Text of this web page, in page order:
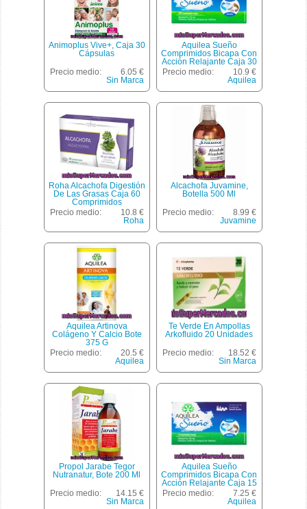
Animoplus Vive+, Caja 30
Cápsulas
Precio medio:
6.05 €
Sin Marca
Aquilea Sueño
Comprimidos Bicapa Con
Acción Relajante Caja 30
Pastillas Con Valeriana,
Pasiflora Y Amapola De
Precio medio:
10.9 €
Aquilea
Roha Alcachofa Digestión
De Las Grasas Caja 60
Comprimidos
Precio medio:
10.8 €
Roha
Alcachofa Juvamine,
Botella 500 Ml
Precio medio:
8.99 €
Juvamine
Aquilea Artinova
Colágeno Y Calcio Bote
375 G
Precio medio:
20.5 €
Aquilea
Te Verde En Ampollas
Arkofluido 20 Unidades
Precio medio:
18.52 €
Sin Marca
Propol Jarabe Tegor
Nutranatur, Bote 200 Ml
Precio medio:
14.15 €
Sin Marca
Aquilea Sueño
Comprimidos Bicapa Con
Acción Relajante Caja 15
Comprimidos Con
Valeriana, Pasiflora Y
Precio medio:
7.25 €
Aquilea